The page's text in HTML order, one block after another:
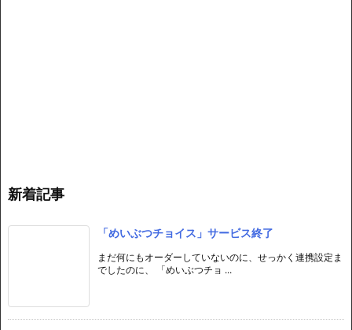
新着記事
「めいぶつチョイス」サービス終了
まだ何にもオーダーしていないのに、せっかく連携設定ま
でしたのに、 「めいぶつチョ ...